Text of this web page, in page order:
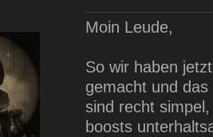
Moin Leude,
So wir haben
gemacht und
sind recht
boosts